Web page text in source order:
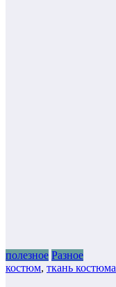
полезное Разное
костюм, ткань костюма